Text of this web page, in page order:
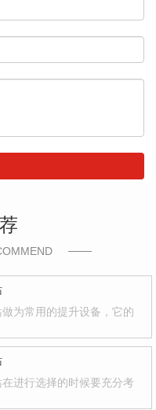
为常用的提升设备，它的
进行选择的时候要充分考